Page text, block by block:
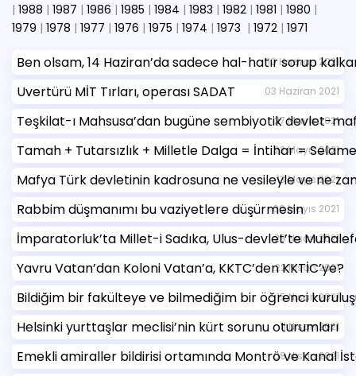
| 1988 | 1987 | 1986 | 1985 | 1984 | 1983 | 1982 | 1981 | 1980 |
1979 | 1978 | 1977 | 1976 | 1975 | 1974 | 1973 | 1972 | 1971
Ben olsam, 14 Haziran’da sadece hal-hatır sorup
10 Haziran 2021
Uvertürü MİT Tırları, operası SADAT 03 Haziran 2021
Teşkilat-ı Mahsusa’dan bugüne sembiyotik devlet-
27 Mayıs 2021
Tamah + Tutarsızlık + Milletle Dalga = İntihar =
22 Mayıs 2021
Mafya Türk devletinin kadrosuna ne vesileyle ve ne
13 Mayıs 2021
Rabbim düşmanımı bu vaziyetlere düşürmesin06 Mayıs 2021
İmparatorluk’ta Millet-i Sadıka, Ulus-devlet’te29 Nisan 2021
Yavru Vatan’dan Koloni Vatan’a, KKTC’den KKTİC’ye?
22 Nisan 2021
Bildiğim bir fakülteye ve bilmediğim bir öğrenci15 Nisan 2021
Helsinki yurttaşlar meclisi’nin kürt sorunu oturumları
11 Nisan 2021
Emekli amiraller bildirisi ortamında Montrö ve Kanal
08 Nisan 2021